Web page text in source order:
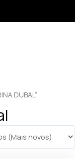
DUBAL”